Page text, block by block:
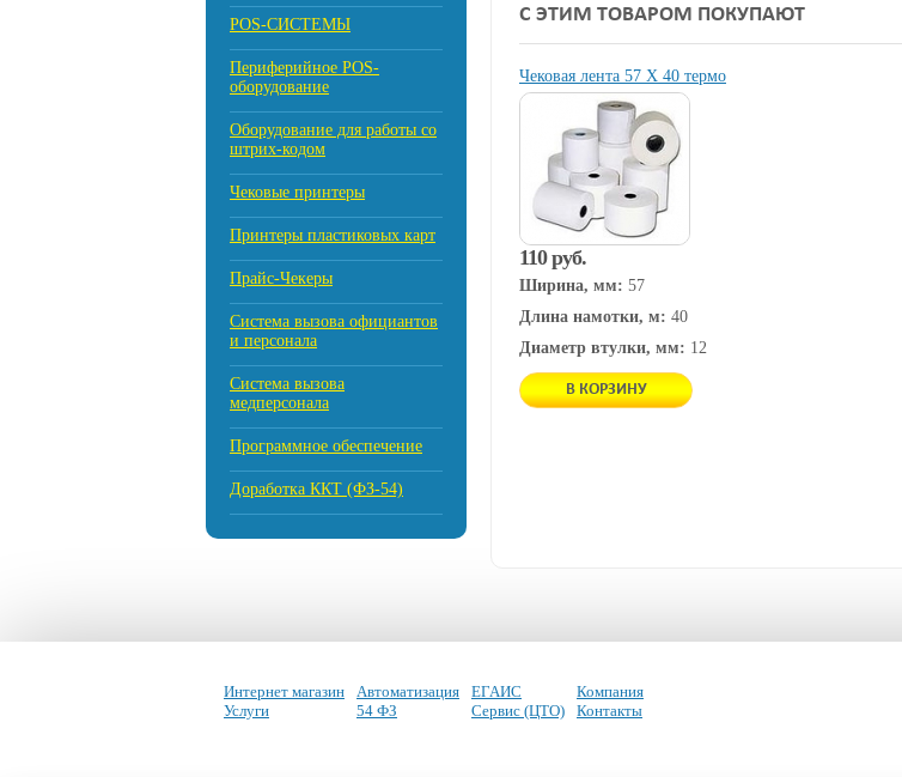
POS-СИСТЕМЫ
Периферийное POS-
оборудование
Оборудование для работы со
штрих-кодом
Чековые принтеры
Принтеры пластиковых карт
Прайс-Чекеры
Cистема вызова официантов
и персонала
Система вызова
медперсонала
Программное обеспечение
Доработка ККТ (ФЗ-54)
С ЭТИМ ТОВАРОМ ПОКУПАЮТ
Чековая лента 57 Х 40 термо
110 руб.
Ширина, мм: 57
Длина намотки, м: 40
Диаметр втулки, мм: 12
В КОРЗИНУ
Интернет магазин
Услуги
Автоматизация
54 ФЗ
ЕГАИС
Сервис (ЦТО)
Компания
Контакты